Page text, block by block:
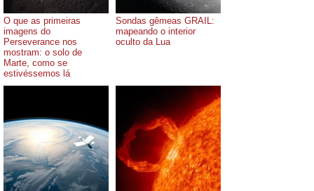
O que as primeiras
imagens do
Perseverance nos
mostram: o solo de
Marte, como se
estivéssemos lá
Sondas gêmeas GRAIL:
mapeando o interior
oculto da Lua